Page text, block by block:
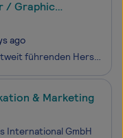
/ Graphic
ago
Bestway® gehört zu den weltweit führenden Herstellern von aufblasbaren Freizeitartikeln, Aufstellpools, mobiler Whirlpools, Wassersport- und Outdoor-Produkten. Ausgehend von unserer Deutschlandzentrale in Neumünster betreuen wir sowohl den gesamten deutschen und österreichischen Markt als auch die d
& Marketing
International GmbH